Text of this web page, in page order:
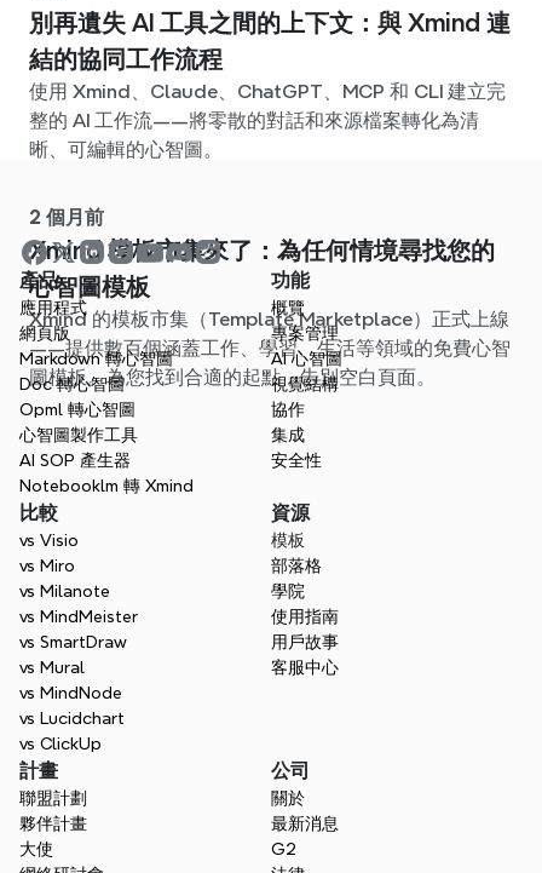
別再遺失 AI 工具之間的上下文：與 Xmind 連
結的協同工作流程
使用 Xmind、Claude、ChatGPT、MCP 和 CLI 建立完
整的 AI 工作流——將零散的對話和來源檔案轉化為清
晰、可編輯的心智圖。
2 個月前
Xmind 模板市集來了：為任何情境尋找您的
心智圖模板
Xmind 的模板市集（Template Marketplace）正式上線
——提供數百個涵蓋工作、學習、生活等領域的免費心智
圖模板。為您找到合適的起點，告別空白頁面。
產品
應用程式
網頁版
Markdown 轉心智圖
Doc 轉心智圖
Opml 轉心智圖
心智圖製作工具
AI SOP 產生器
Notebooklm 轉 Xmind
功能
概覽
專案管理
AI 心智圖
視覺結構
協作
集成
安全性
比較
vs Visio
vs Miro
vs Milanote
vs MindMeister
vs SmartDraw
vs Mural
vs MindNode
vs Lucidchart
vs ClickUp
資源
模板
部落格
學院
使用指南
用戶故事
客服中心
計畫
聯盟計劃
夥伴計畫
大使
公司
關於
最新消息
G2